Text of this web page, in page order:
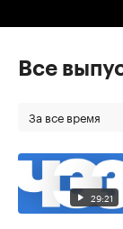
Все
За все время
29:21